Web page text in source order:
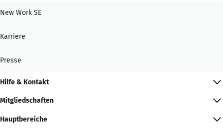
New Work SE
Karriere
Presse
Hilfe & Kontakt
Mitgliedschaften
Hauptbereiche